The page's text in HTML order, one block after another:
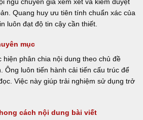
Quang huy ưu tiên tính chuẩn xác của
luôn đạt độ tin cậy cần thiết.
mục
phân chia nội dung theo chủ đề
Ông luôn tiến hành cải tiến cấu trúc để
Việc này giúp trải nghiệm sử dụng trở
cách nội dung bài viết